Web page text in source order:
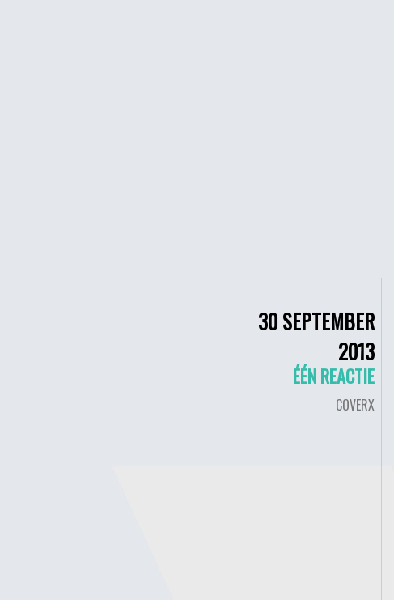
30 SEPTEMBER
2013
ÉÉN REACTIE
COVERX